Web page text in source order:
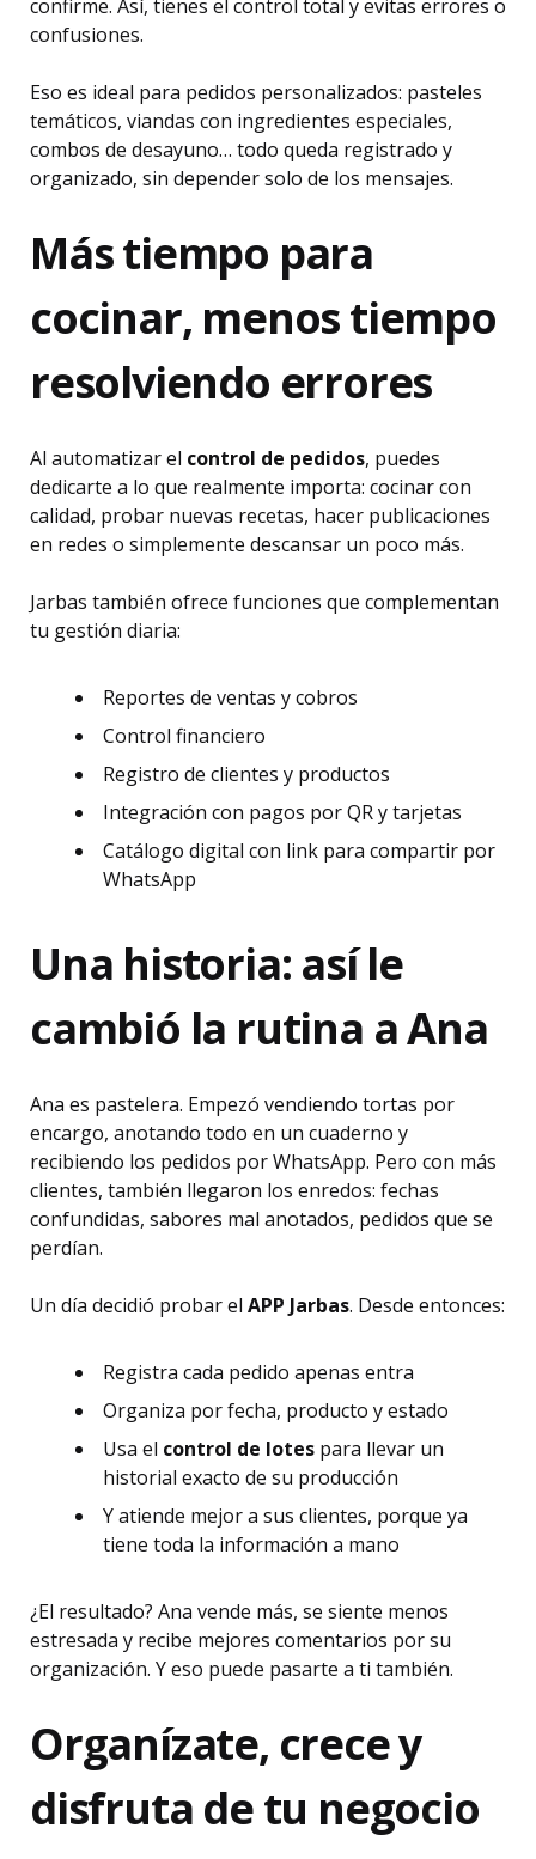
confirme. Así, tienes el control total y evitas errores o
confusiones.
Eso es ideal para pedidos personalizados: pasteles
temáticos, viandas con ingredientes especiales,
combos de desayuno… todo queda registrado y
organizado, sin depender solo de los mensajes.
Más tiempo para
cocinar, menos tiempo
resolviendo errores
Al automatizar el control de pedidos, puedes
dedicarte a lo que realmente importa: cocinar con
calidad, probar nuevas recetas, hacer publicaciones
en redes o simplemente descansar un poco más.
Jarbas también ofrece funciones que complementan
tu gestión diaria:
Reportes de ventas y cobros
Control financiero
Registro de clientes y productos
Integración con pagos por QR y tarjetas
Catálogo digital con link para compartir por
WhatsApp
Una historia: así le
cambió la rutina a Ana
Ana es pastelera. Empezó vendiendo tortas por
encargo, anotando todo en un cuaderno y
recibiendo los pedidos por WhatsApp. Pero con más
clientes, también llegaron los enredos: fechas
confundidas, sabores mal anotados, pedidos que se
perdían.
Un día decidió probar el APP Jarbas. Desde entonces:
Registra cada pedido apenas entra
Organiza por fecha, producto y estado
Usa el control de lotes para llevar un
historial exacto de su producción
Y atiende mejor a sus clientes, porque ya
tiene toda la información a mano
¿El resultado? Ana vende más, se siente menos
estresada y recibe mejores comentarios por su
organización. Y eso puede pasarte a ti también.
Organízate, crece y
disfruta de tu negocio